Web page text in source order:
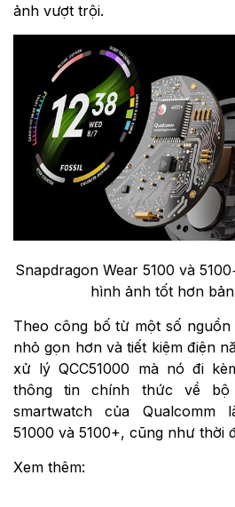
ảnh vượt trội.
Snapdragon Wear 5100 và
hình ảnh tốt hơn
Theo công bố từ một số
nhỏ gọn hơn và tiết kiệm điện
xử lý QCC51000 mà nó đi
thông tin chính thức về
smartwatch của Qualcomm
51000 và 5100+, cũng như thời
Xem thêm: